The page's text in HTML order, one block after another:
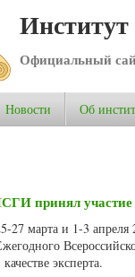
Официальный
Новости Об
принял участие
27 марта и 1-3
качестве эксперта.